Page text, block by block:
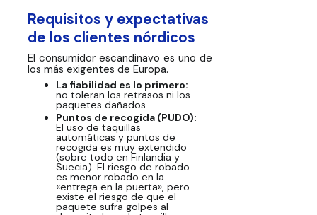
Requisitos y expectativas
de los clientes nórdicos
El consumidor escandinavo es uno de
los más exigentes de Europa.
La fiabilidad es lo primero:
no toleran los retrasos ni los
paquetes dañados.
Puntos de recogida (PUDO):
El uso de taquillas
automáticas y puntos de
recogida es muy extendido
(sobre todo en Finlandia y
Suecia). El riesgo de robado
es menor robado en la
«entrega en la puerta», pero
existe el riesgo de que el
paquete sufra golpes al